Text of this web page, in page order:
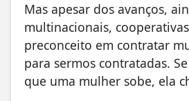
Mas apesar dos avanços,
multinacionais,
preconceito em contratar
para sermos contratadas.
que uma mulher sobe, ela